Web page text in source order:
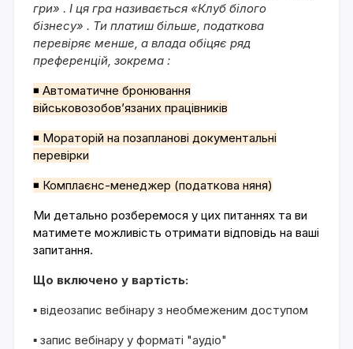
гри» . І ця гра називається «Клуб білого
бізнесу» . Ти платиш більше, податкова
перевіряє менше, а влада обіцяє ряд
преференцій, зокрема :
◾ Автоматичне бронювання
військовозобов’язаних працівників
◾ Мораторій на позапланові документальні
перевірки
◾ Комплаєнс-менеджер (податкова няня)
Ми детально розберемося у цих питаннях та ви
матимете можливість отримати відповідь на ваші
запитання.
Що включено у вартість:
▪️відеозапис вебінару з необмеженим доступом
▪️запис вебінару у форматі "аудіо"